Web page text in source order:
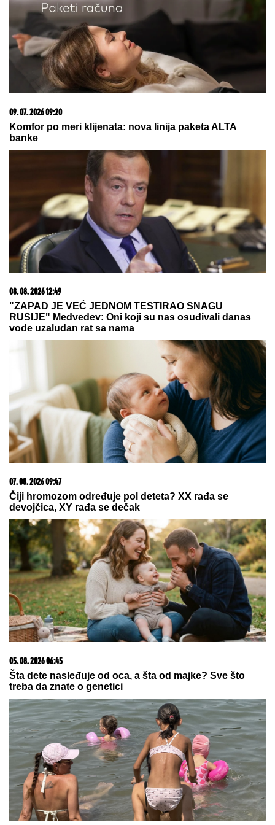
ISLAND PONOVO PORUČIO EU:
PEVAČICA IMA 54. GODINE I
NIJEDNU ESTETSKU OPERACIJU
Pokazala lice bez trunke šminke:
"Šta da operišem? Takva sam kakva
RAZARANjE MOĆNE SAUDIJSKE ARABIJE, SILA ZA
SILOM LOMI ZUBE: Huti izveli brutalne napade po
uzoru na Iran, uništene ključne baze (VIDEO)
Jelena Karleuša napadnuta pred
koncert u Dalmaciji! Hrvatski
političar nije birao reči
Pevačica (47) se zaljubila u
KONOBARA NA PRIMORJU, danas
su primer kako BRAK treba da
izgleda: "Ako vam muž brani da